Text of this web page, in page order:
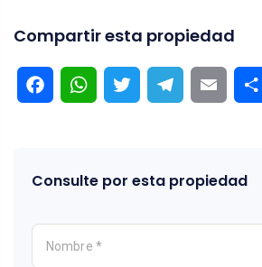
Compartir esta propiedad
FacebookWhatsAppTwitter TelegramEmail
Consulte por esta propiedad